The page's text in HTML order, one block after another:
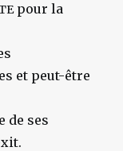
pour la
et peut-être
de ses